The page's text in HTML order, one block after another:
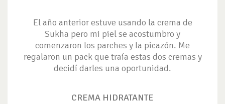
El año anterior estuve usando la crema de
Sukha pero mi piel se acostumbro y
comenzaron los parches y la picazón. Me
regalaron un pack que traía estas dos cremas y
decidí darles una oportunidad.
CREMA HIDRATANTE